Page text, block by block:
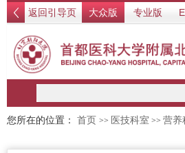
返回引导页 大众版 专业版
您所在的位置： 首页 >> 医技科室 >> 营养